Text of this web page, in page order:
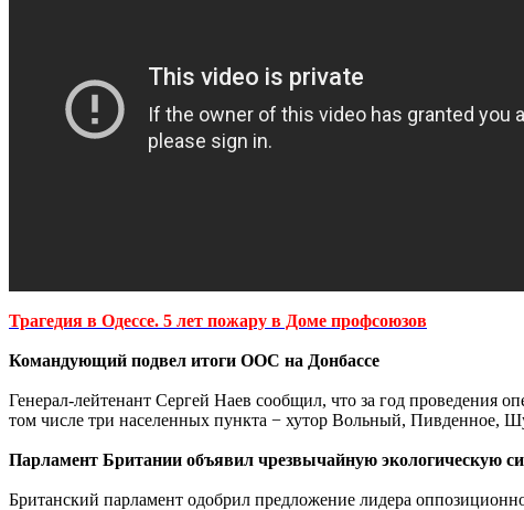
Трагедия в Одессе. 5 лет пожару в Доме профсоюзов
Командующий подвел итоги ООС на Донбассе
Генерал-лейтенант Сергей Наев сообщил, что за год проведения
том числе три населенных пункта − хутор Вольный, Пивденное,
Парламент Британии объявил чрезвычайную экологическую
Британский парламент одобрил предложение лидера